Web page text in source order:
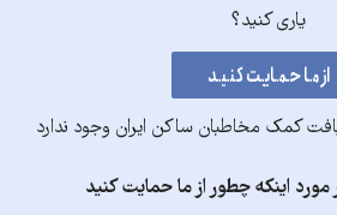
یاری کنید؟
کمک مخاطبان ساکن ایران وجود ندارد
اینکه چطور از ما حمایت کنید